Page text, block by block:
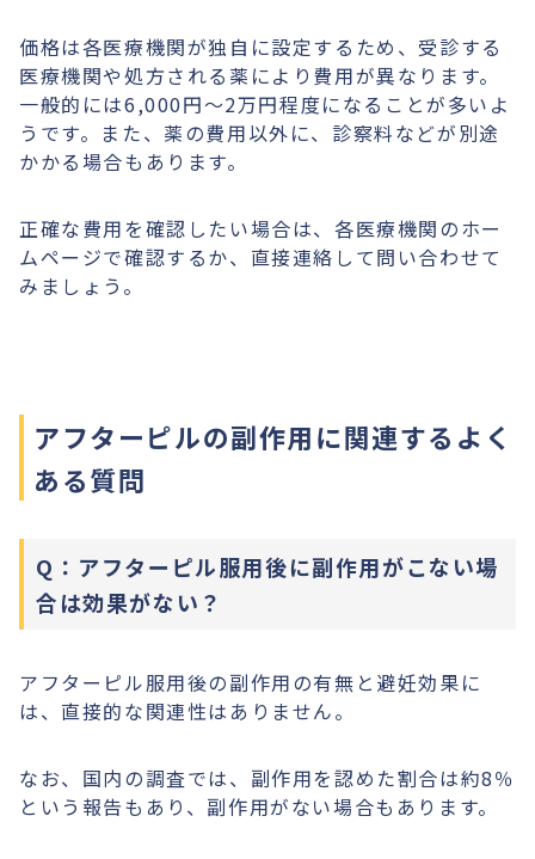
価格は各医療機関が独自に設定するため、受診する
医療機関や処方される薬により費用が異なります。
一般的には6,000円〜2万円程度になることが多いよ
うです。また、薬の費用以外に、診察料などが別途
かかる場合もあります。
正確な費用を確認したい場合は、各医療機関のホー
ムページで確認するか、直接連絡して問い合わせて
みましょう。
アフターピルの副作用に関連するよく
ある質問
Q：アフターピル服用後に副作用がこない場
合は効果がない？
アフターピル服用後の副作用の有無と避妊効果に
は、直接的な関連性はありません。
なお、国内の調査では、副作用を認めた割合は約8％
という報告もあり、副作用がない場合もあります。